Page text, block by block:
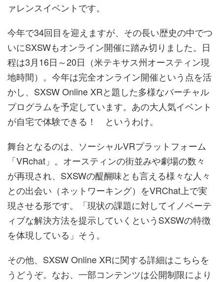
ァレンスイベントです。
今年で34回目を迎えますが、その長い歴史の中でつ
いにSXSWもオンライン開催に踏み切りました。日
程は3月16日～20日（米テキサス州オースティン現
地時間）。今年は完全オンライン開催という点を活
かし、SXSW Online XRと題した多様なバーチャル
プログラムを予定しています。あの大人気イベント
が自宅で体験できる！ というわけ。
舞台となるのは、ソーシャルVRプラットフォーム
「VRchat」。オースティンの街並みや劇場の数々
が再現され、SXSWの醍醐味とも言える様々な人々
との出会い（ネットワーキング）をVRChat上で実
現させる形です。「現状の課題に対してイノベーテ
ィブな解決方法を提示していくというSXSWの特徴
を体現している」そう。
その他、SXSW Online XRに関する詳細はこちらを
うどうぞ。なお、一部コンテンツは公開制限により